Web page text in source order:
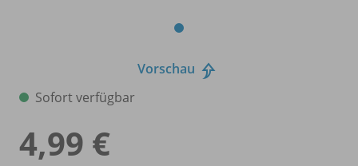
Vorschau
Sofort verfügbar
4,99 €